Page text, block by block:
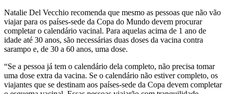
Natalie Del Vecchio recomenda que mesmo as pessoas que não vão
viajar para os países-sede da Copa do Mundo devem procurar
completar o calendário vacinal. Para aquelas acima de 1 ano de
idade até 30 anos, são necessárias duas doses da vacina contra
sarampo e, de 30 a 60 anos, uma dose.
“Se a pessoa já tem o calendário dela completo, não precisa tomar
uma dose extra da vacina. Se o calendário não estiver completo, os
viajantes que se destinam aos países-sede da Copa devem completar